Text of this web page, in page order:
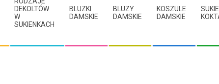
DEKOLTÓW
W
SUKIENKACH
BLUZKI
DAMSKIE
BLUZY
DAMSKIE
KOSZULE
DAMSKIE